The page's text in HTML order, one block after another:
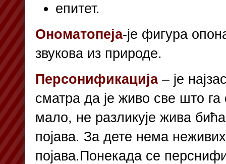
епитет.
Ономатопеја-је фигура
звукова из природе.
Персонификација– је
сматра да је живо све што га
мало, не разликује жива
појава. За дете нема
појава.Понекада се